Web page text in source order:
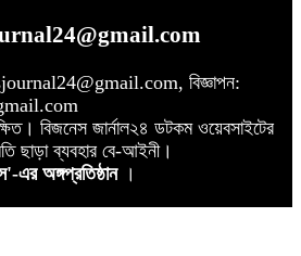
বিজ্ঞাপন:
বিজনেস জার্নাল২৪ ডটকম ওয়েবসাইটের
ছাড়া ব্যবহার বে-আইনী।
এর অঙ্গপ্রতিষ্ঠান ।